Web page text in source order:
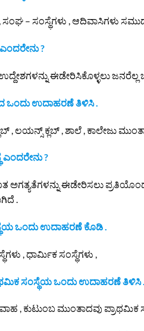
ಸಂಘ – ಸಂಸ್ಥೆಗಳು , ಆದಿವಾಸಿಗಳು
?
ಈಡೇರಿಸಿಕೊಳ್ಳಲು
ಒಂದು ಉದಾಹರಣೆ ತಿಳಿಸಿ .
, ಲಯನ್ಸ್ ಕ್ಲಬ್ , ಶಾಲೆ , ಕಾಲೇಜು
ಎಂದರೇನು ?
ಈಡೇರಿಸಲು
.
ಒಂದು ಉದಾಹರಣೆ ಕೊಡಿ .
, ಧಾರ್ಮಿಕ ಸಂಸ್ಥೆಗಳು ,
ಸಂಸ್ಥೆಯ ಒಂದು ಉದಾಹರಣೆ ತಿಳಿಸಿ .
, ಕುಟುಂಬ ಮುಂತಾದವು ಪ್ರಾಥಮಿಕ